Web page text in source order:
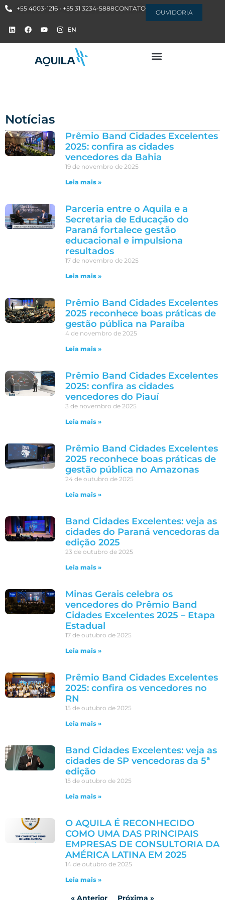
+55 4003-1216 • +55 31 3234-5888CONTATO
OUVIDORIA
EN
Notícias
Prêmio Band Cidades Excelentes
2025: confira as cidades
vencedores da Bahia
19 de novembro de 2025
Leia mais »
Parceria entre o Aquila e a
Secretaria de Educação do
Paraná fortalece gestão
educacional e impulsiona
resultados
17 de novembro de 2025
Leia mais »
Prêmio Band Cidades Excelentes
2025 reconhece boas práticas de
gestão pública na Paraíba
4 de novembro de 2025
Leia mais »
Prêmio Band Cidades Excelentes
2025: confira as cidades
vencedores do Piauí
3 de novembro de 2025
Leia mais »
Prêmio Band Cidades Excelentes
2025 reconhece boas práticas de
gestão pública no Amazonas
24 de outubro de 2025
Leia mais »
Band Cidades Excelentes: veja as
cidades do Paraná vencedoras da
edição 2025
23 de outubro de 2025
Leia mais »
Minas Gerais celebra os
vencedores do Prêmio Band
Cidades Excelentes 2025 – Etapa
Estadual
17 de outubro de 2025
Leia mais »
Prêmio Band Cidades Excelentes
2025: confira os vencedores no
RN
15 de outubro de 2025
Leia mais »
Band Cidades Excelentes: veja as
cidades de SP vencedoras da 5ª
edição
15 de outubro de 2025
Leia mais »
O AQUILA É RECONHECIDO
COMO UMA DAS PRINCIPAIS
EMPRESAS DE CONSULTORIA DA
AMÉRICA LATINA EM 2025
14 de outubro de 2025
Leia mais »
« Anterior Próxima »